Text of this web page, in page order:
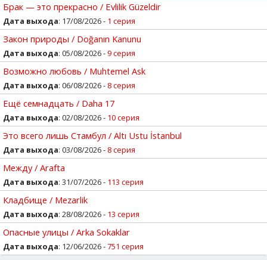
Брак — это прекрасно / Evlilik Güzeldir
Дата выхода: 17/08/2026 - 1 серия
Закон природы / Doğanın Kanunu
Дата выхода: 05/08/2026 -9 серия
Возможно любовь / Muhtemel Ask
Дата выхода: 06/08/2026 - 8 серия
Ещё семнадцать / Daha 17
Дата выхода: 02/08/2026 - 10 серия
Это всего лишь Стамбул / Altı Ustu İstanbul
Дата выхода: 03/08/2026 - 8 серия
Между / Arafta
Дата выхода: 31/07/2026 - 113 серия
Кладбище / Mezarlik
Дата выхода: 28/08/2026 - 13 серия
Опасные улицы / Arka Sokaklar
Дата выхода: 12/06/2026 -751 серия